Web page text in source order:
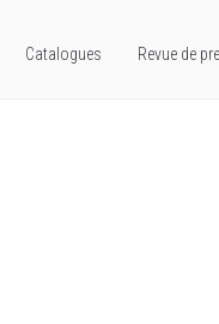
Catalogues Revue de